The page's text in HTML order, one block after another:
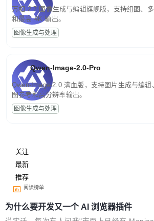
万相 2.7 图像生成与编辑旗舰版，支持组图、
和最高 4K 输出。
图像生成与处理
Qwen-Image-2.0-Pro
Qwen-Image-2.0 满血版，支持图片生成与编辑
图参考和高分辨率输出。
图像生成与处理
关注
最新
推荐
阅读榜单
为什么要开发又一个 AI 浏览器插件